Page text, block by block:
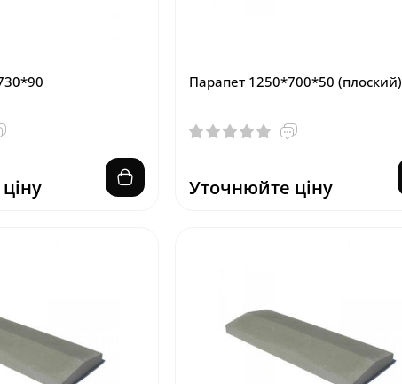
Парапет 1250*700*50 (плоский)
Уточнюйте ціну